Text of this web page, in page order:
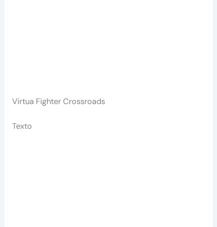
Virtua Fighter Crossroads
Texto